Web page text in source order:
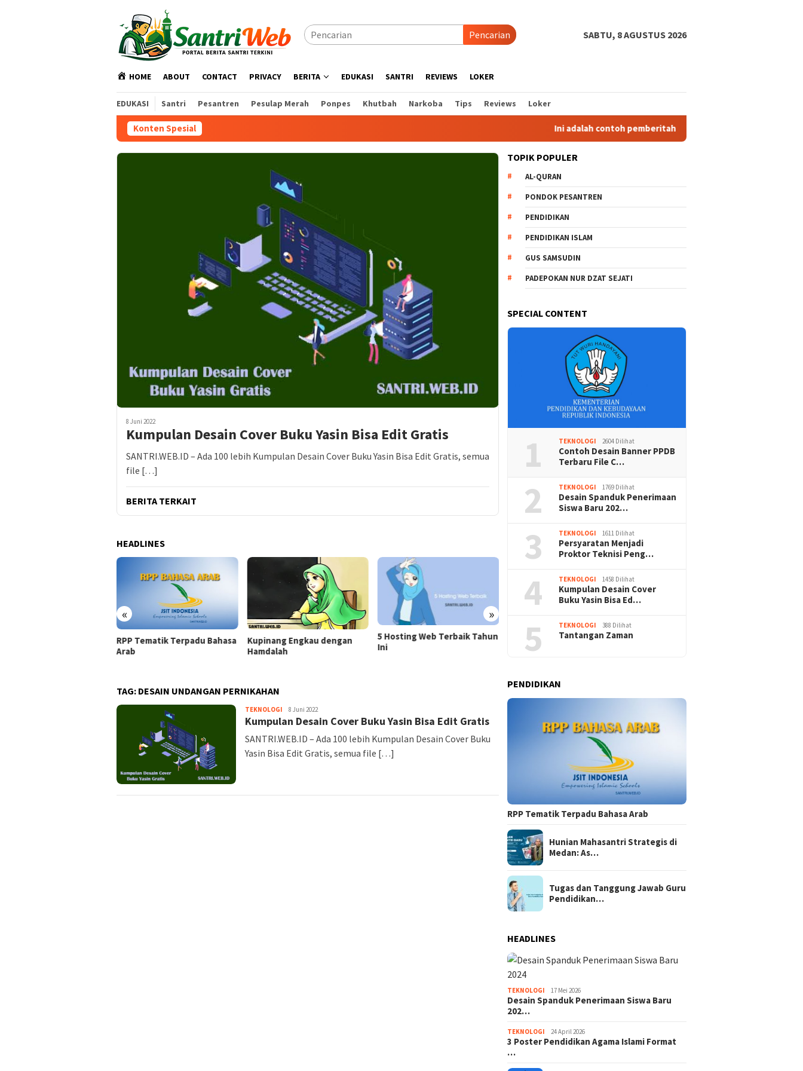
Pencarian SABTU, 8 AGUSTUS 2026
HOME ABOUT CONTACT PRIVACY BERITA EDUKASI SANTRI REVIEWS LOKER
EDUKASI Santri Pesantren Pesulap Merah Ponpes Khutbah Narkoba Tips Reviews Loker
Konten Spesial Ini adalah contoh pemberitahuan kepada pengunjung anda.
8 Juni 2022
Kumpulan Desain Cover Buku Yasin Bisa Edit Gratis
SANTRI.WEB.ID – Ada 100 lebih Kumpulan Desain Cover Buku Yasin Bisa Edit Gratis, semua
file […]
BERITA TERKAIT
HEADLINES
« »
Kupinang Engkau dengan
Hamdalah
5 Hosting Web Terbaik Tahun
Ini
Desain Spanduk Penerimaan
Siswa Baru 2026
Yayasan Jabal Rahmah Mulia
Buka Lowongan Guru SMA
TAG: DESAIN UNDANGAN PERNIKAHAN
TEKNOLOGI Santri.web.id
8 Juni 2022
Kumpulan Desain Cover Buku Yasin Bisa Edit Gratis
SANTRI.WEB.ID – Ada 100 lebih Kumpulan Desain Cover Buku
Yasin Bisa Edit Gratis, semua file […]
TOPIK POPULER
AL-QURAN
PONDOK PESANTREN
PENDIDIKAN
PENDIDIKAN ISLAM
GUS SAMSUDIN
PADEPOKAN NUR DZAT SEJATI
SPECIAL CONTENT
1 TEKNOLOGI 2604 Dilihat
Contoh Desain Banner PPDB
Terbaru File C…
2 TEKNOLOGI 1769 Dilihat
Desain Spanduk Penerimaan
Siswa Baru 202…
3 TEKNOLOGI 1611 Dilihat
Persyaratan Menjadi
Proktor Teknisi Peng…
4 TEKNOLOGI 1458 Dilihat
Kumpulan Desain Cover
Buku Yasin Bisa Ed…
5 TEKNOLOGI 388 Dilihat
Tantangan Zaman
PENDIDIKAN
RPP Tematik Terpadu Bahasa Arab
Hunian Mahasantri Strategis di
Medan: As…
Tugas dan Tanggung Jawab Guru
Pendidikan…
HEADLINES
TEKNOLOGI 17 Mei 2026
Desain Spanduk Penerimaan Siswa Baru
202…
TEKNOLOGI 24 April 2026
3 Poster Pendidikan Agama Islami Format
…